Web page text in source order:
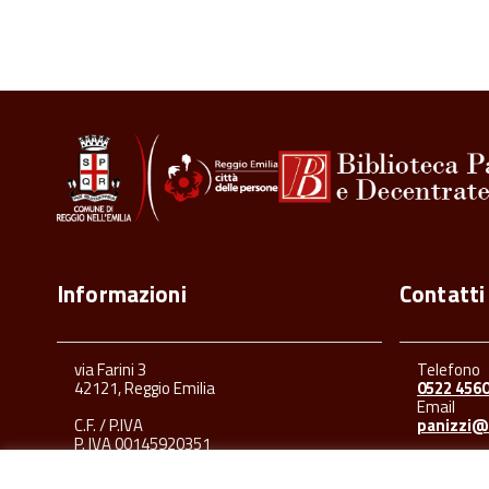
Informazioni
via Farini 3
42121, Reggio Emilia
C.F. / P.IVA
P. IVA 00145920351
Contatti
Telefono
0522
Email